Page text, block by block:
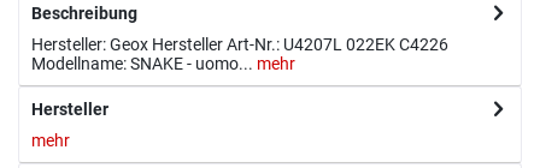
Beschreibung
Hersteller: Geox Hersteller Art-Nr.: U4207L 022EK C4226
Modellname: SNAKE - uomo... mehr
Hersteller
mehr